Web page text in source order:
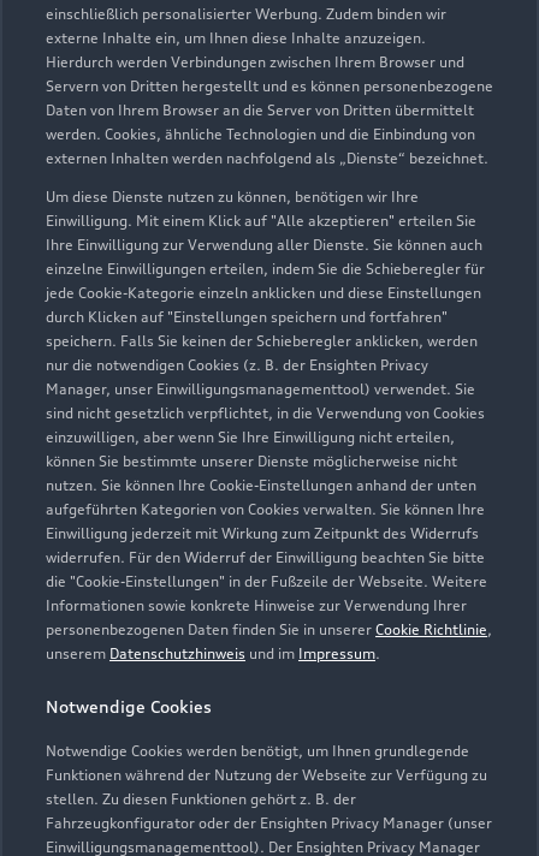
einschließlich personalisierter Werbung. Zudem binden wir
externe Inhalte ein, um Ihnen diese Inhalte anzuzeigen.
Hierdurch werden Verbindungen zwischen Ihrem Browser und
Servern von Dritten hergestellt und es können personenbezogene
Daten von Ihrem Browser an die Server von Dritten übermittelt
werden. Cookies, ähnliche Technologien und die Einbindung von
externen Inhalten werden nachfolgend als „Dienste“ bezeichnet.
Um diese Dienste nutzen zu können, benötigen wir Ihre
Einwilligung. Mit einem Klick auf "Alle akzeptieren" erteilen Sie
Ihre Einwilligung zur Verwendung aller Dienste. Sie können auch
einzelne Einwilligungen erteilen, indem Sie die Schieberegler für
jede Cookie-Kategorie einzeln anklicken und diese Einstellungen
durch Klicken auf "Einstellungen speichern und fortfahren"
speichern. Falls Sie keinen der Schieberegler anklicken, werden
nur die notwendigen Cookies (z. B. der Ensighten Privacy
Manager, unser Einwilligungsmanagementtool) verwendet. Sie
sind nicht gesetzlich verpflichtet, in die Verwendung von Cookies
einzuwilligen, aber wenn Sie Ihre Einwilligung nicht erteilen,
können Sie bestimmte unserer Dienste möglicherweise nicht
nutzen. Sie können Ihre Cookie-Einstellungen anhand der unten
aufgeführten Kategorien von Cookies verwalten. Sie können Ihre
Einwilligung jederzeit mit Wirkung zum Zeitpunkt des Widerrufs
widerrufen. Für den Widerruf der Einwilligung beachten Sie bitte
die "Cookie-Einstellungen" in der Fußzeile der Webseite. Weitere
Informationen sowie konkrete Hinweise zur Verwendung Ihrer
personenbezogenen Daten finden Sie in unserer Cookie Richtlinie,
unserem Datenschutzhinweis und im Impressum.
Notwendige Cookies
Notwendige Cookies werden benötigt, um Ihnen grundlegende
Funktionen während der Nutzung der Webseite zur Verfügung zu
stellen. Zu diesen Funktionen gehört z. B. der
Fahrzeugkonfigurator oder der Ensighten Privacy Manager (unser
Einwilligungsmanagementtool). Der Ensighten Privacy Manager
Reichenhaller Straße 53
83395 Freilassing
08654 66030
michael.heiss@marx-freilassing.de
Kontaktdaten herunterladen